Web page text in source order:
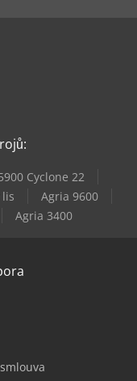
Cyclone 22
lis
Agria 9600
Agria 3400